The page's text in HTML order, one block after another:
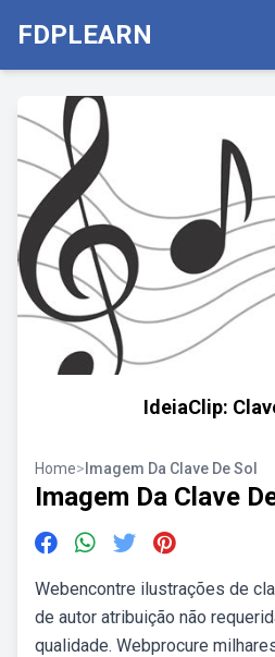
FDPLEARN
IdeiaClip:
Home> Imagem Da Clave De Sol
Imagem Da Clave
Webencontre ilustrações de
de autor atribuição não
qualidade. Webprocure